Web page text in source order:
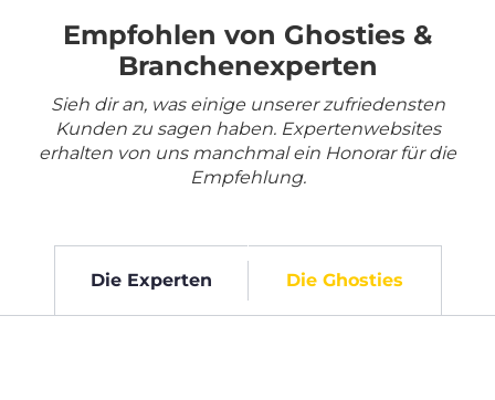
Empfohlen von Ghosties &
Branchenexperten
Sieh dir an, was einige unserer zufriedensten
Kunden zu sagen haben. Expertenwebsites
erhalten von uns manchmal ein Honorar für die
Empfehlung.
Die Experten Die Ghosties